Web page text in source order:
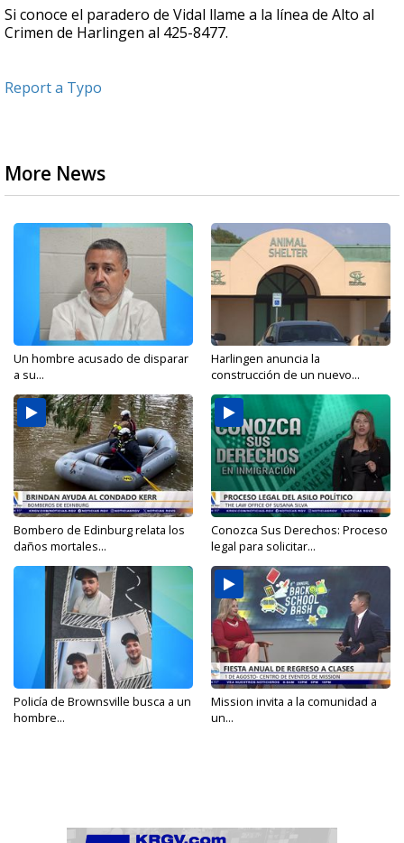
Si conoce el paradero de Vidal llame a la línea de Alto al
Crimen de Harlingen al 425-8477.
Report a Typo
More News
Un hombre acusado de disparar
a su...
Harlingen anuncia la
construcción de un nuevo...
Bombero de Edinburg relata los
daños mortales...
Conozca Sus Derechos: Proceso
legal para solicitar...
Policía de Brownsville busca a un
hombre...
Mission invita a la comunidad a
un...